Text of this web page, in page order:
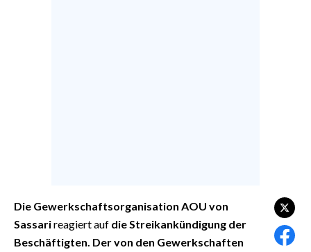
VIDEO
Die Gewerkschaftsorganisation AOU von
Sassarireagiert auf die Streikankündigung der
Beschäftigten. Der von den Gewerkschaften